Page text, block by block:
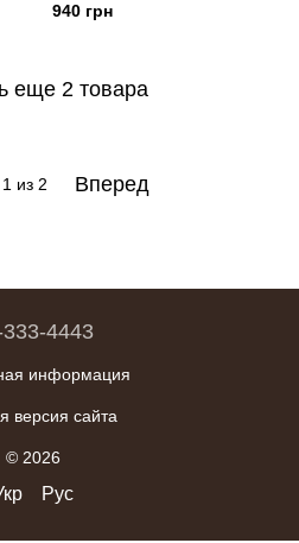
940 грн
еще 2 товара
1 из 2 Вперед
4443
информация
версия сайта
© 2026
Рус